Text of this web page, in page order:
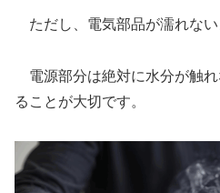
ただし、電気部品が濡れない
電源部分は絶対に水分が触
ることが大切です。